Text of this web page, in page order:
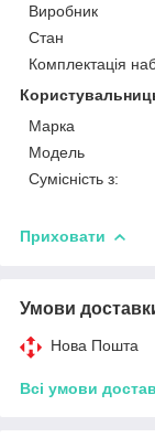
Виробник
Стан
Комплектація
Марка
Модель
Сумісність з:
Приховати
Умови
Нова Пошта
Всі умови